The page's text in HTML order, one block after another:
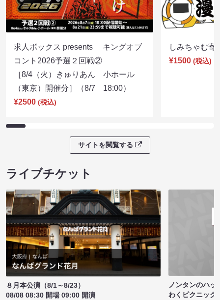
求人ボックス presents キングオブ
コント2026予選２回戦②
［8/4（火）きゅりあん 小ホール
（東京）開催分］（8/7 18:00）
¥2500 (税込)
しみちゃむ
¥1500 (税込)
サイトを閲覧する
ライブチケット
８月本公演（8/1～8/23）
08/08 08:30 開場 09:00 開演
ノンタンのハッ
わくピクニック